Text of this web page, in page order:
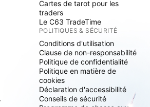
Cartes de tarot pour les
traders
Le C63 TradeTime
POLITIQUES & SÉCURITÉ
Conditions d'utilisation
Clause de non-responsabilité
Politique de confidentialité
Politique en matière de
cookies
Déclaration d'accessibilité
Conseils de sécurité